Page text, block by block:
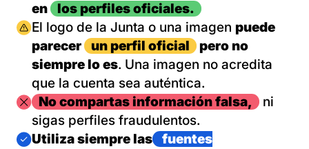
en
los perfiles oficiales.
Imagen
El logo de la Junta o una imagen puede
parecer
un perfil oficial
pero no
siempre lo es. Una imagen no acredita
que la cuenta sea auténtica.
ImagenNo compartas información falsa,
ni
sigas perfiles fraudulentos.
Imagen
Utiliza siempre las
fuentes